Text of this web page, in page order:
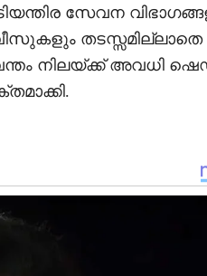
സേവന
നിലയ്ക്ക് അവധി